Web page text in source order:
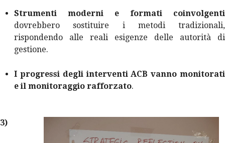
Strumenti moderni e formati coinvolgenti
dovrebbero sostituire i metodi tradizionali,
rispondendo alle reali esigenze delle autorità di
gestione.
I progressi degli interventi ACB vanno monitorati
e il monitoraggio rafforzato.
3)